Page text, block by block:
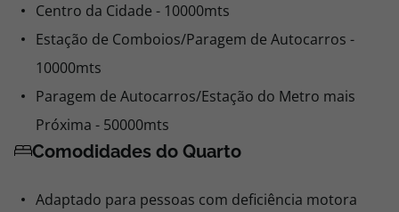
Centro da Cidade - 10000mts
Estação de Comboios/Paragem de Autocarros -
10000mts
Paragem de Autocarros/Estação do Metro mais
Próxima - 50000mts
Comodidades do Quarto
Adaptado para pessoas com deficiência motora